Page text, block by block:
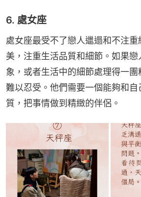
6. 處女座
處女座最受不了戀人邋遢和不注
美，注重生活品質和細節。如果
象，或者生活中的細節處理得一團
難以忍受。他們需要一個能夠和
質，把事情做到精緻的伴侶。